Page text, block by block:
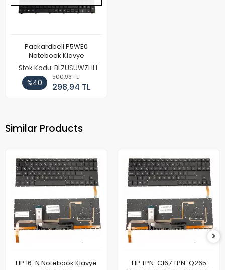
Packardbell P5WE0
Notebook Klavye
Stok Kodu: BLZUSUWZHH
%40
500,93 TL
298,94 TL
Similar Products
HP 16-N Notebook Klavye
HP TPN-C167 TPN-Q265